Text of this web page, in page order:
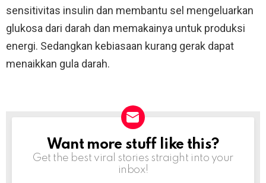
sensitivitas insulin dan membantu sel mengeluarkan
glukosa dari darah dan memakainya untuk produksi
energi. Sedangkan kebiasaan kurang gerak dapat
menaikkan gula darah.
NEWSLETTER
Want more stuff like this?
Get the best viral stories straight into your
inbox!